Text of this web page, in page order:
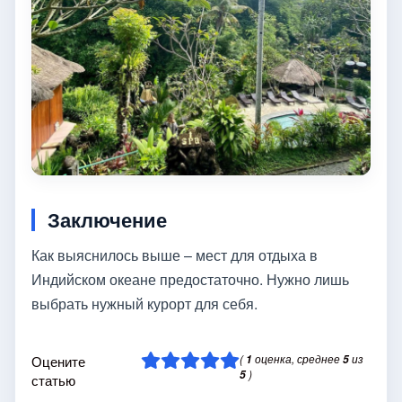
Заключение
Как выяснилось выше – мест для отдыха в
Индийском океане предостаточно. Нужно лишь
выбрать нужный курорт для себя.
Оцените
статью
(1 оценка, среднее5из
5)